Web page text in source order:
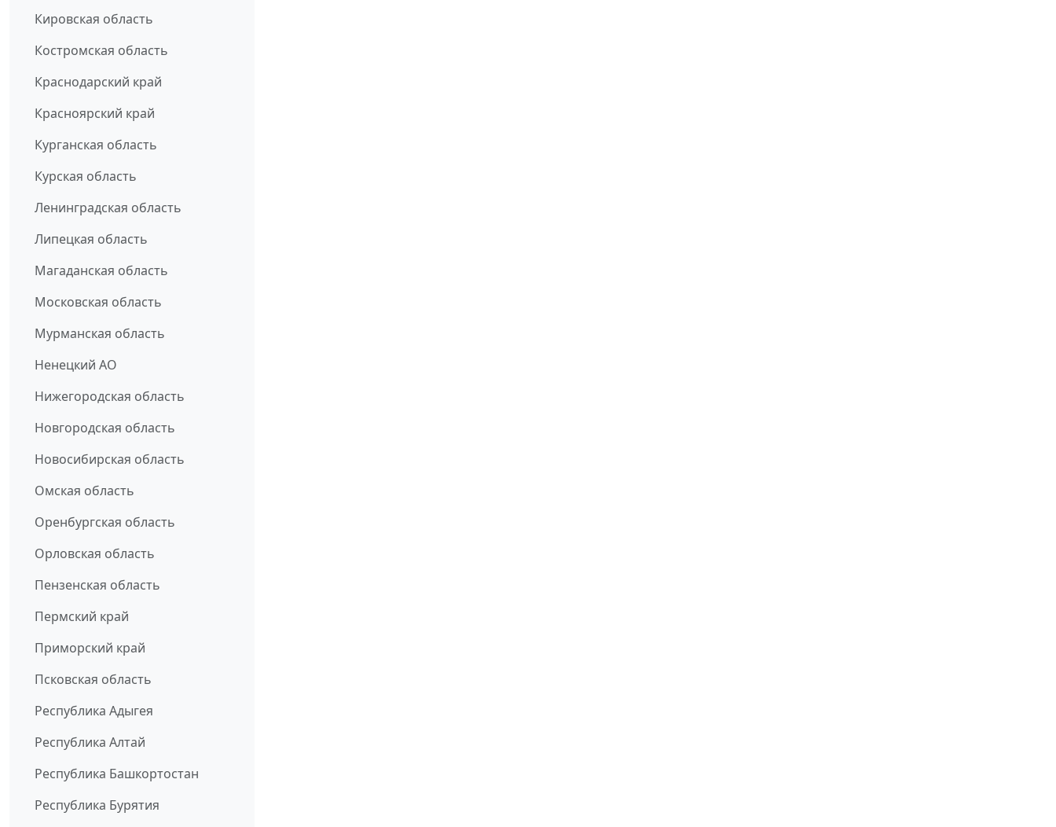
Кировская область
Костромская область
Краснодарский край
Красноярский край
Курганская область
Курская область
Ленинградская область
Липецкая область
Магаданская область
Московская область
Мурманская область
Ненецкий АО
Нижегородская область
Новгородская область
Новосибирская область
Омская область
Оренбургская область
Орловская область
Пензенская область
Пермский край
Приморский край
Псковская область
Республика Адыгея
Республика Алтай
Республика Башкортостан
Республика Бурятия